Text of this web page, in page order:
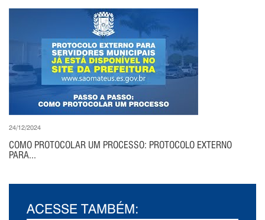
24/12/2024
COMO PROTOCOLAR UM PROCESSO: PROTOCOLO EXTERNO
PARA...
ACESSE TAMBÉM: